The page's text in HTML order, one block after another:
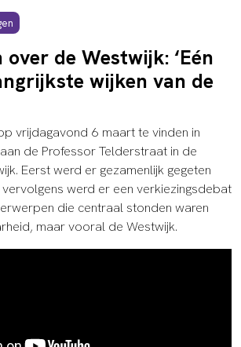
de Westwijk: ‘Eén
wijken van de
vrijdagavond 6 maart te vinden in
de Professor Telderstraat in de
Eerst werd er gezamenlijk gegeten
werd er een verkiezingsdebat
die centraal stonden waren
maar vooral de Westwijk.